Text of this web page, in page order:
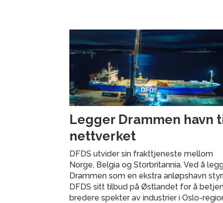
Legger Drammen havn
nettverket
DFDS utvider sin frakttjeneste mellom
Norge, Belgia og Storbritannia. Ved å
Drammen som en ekstra anløpshavn
DFDS sitt tilbud på Østlandet for å
bredere spekter av industrier i Oslo-